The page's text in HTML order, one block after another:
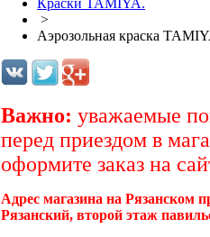
Краски TAMIYA.
>
Аэрозольная краска
Важно: уважаемые
перед приездом в
оформите заказ на
Адрес магазина на Рязанском
Рязанский, второй этаж